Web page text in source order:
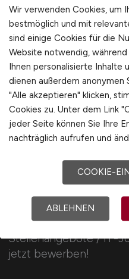
Österreich
Schweiz
Europa
International
BIG-DATA.JOBS
aktuelle Big-Data Jobs
Stellenangebote / IT-
jetzt bewerben!
Wir verwenden Cookies, um
bestmöglich und mit
sind einige Cookies für die
Website notwendig,
Ihnen personalisierte Inhalte
dienen außerdem anonymen
"Alle akzeptieren" klicken,
Cookies zu. Unter dem Link
jeder Seite können Sie Ihre
nachträglich aufrufen und
COOKIE-
ABLEHNEN